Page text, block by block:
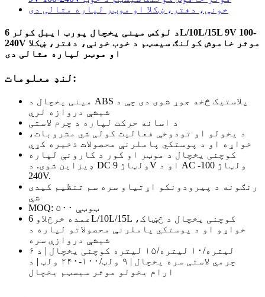
د لوکس مینی یخچال پورټ ایبل کولر 6L/10L/15L 9V 100-
240V موثر خاموش کولنګ سیسټم د خوب خونې، دفتر، ښکلا
او موټر لپاره مثالی دی
لنډ معلومات:
مینی یخچال د ABS پلاستیک څخه جوړ شوی دی چې د
شیشې دروازه لري
د اسانه حرکت لپاره د چرم لاستی
د یخولو او تودوخې فعالیت کولی شي مشروبات،
خواړه او د پوستکي پاملرنې محصولات ذخیره کړي
کوچنی یخچال د موټر او کور د کارونې لپاره
ډیزاین شوی. د DC ولټاژ 9V او د AC ولټاژ 100-
240V.
رنګونه د پیرودونکو اړتیاو سره سم تنظیم کیدی
شي
MOQ: ۵۰۰ ټوټې
عمده خرڅلاو 6L/10L/15L کوچنی یخچال د څښاک،
خواړو او د پوستکي پاملرنې محصولاتو لپاره د
شیشې دروازې سره
۶ لیتره/۱۰ لیتره/۱۵ لیتره کوچنی یخچال | د
چرمي لاستی سره یخچال | ۹ ولټ/۱۰۰-۲۴۰ ولټ | د
ارام یخولو موثر سیسټم یخچال